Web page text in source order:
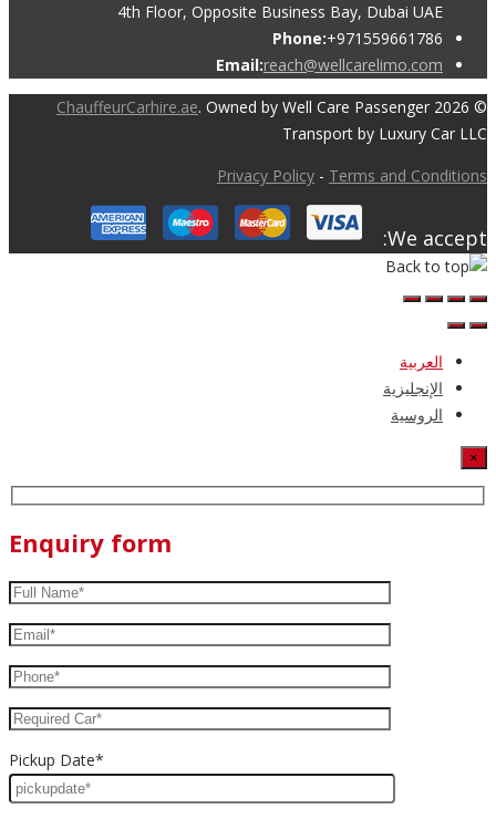
4th Floor, Opposite Business Bay, Dubai UAE
Phone:+971559661786
Email:reach@wellcarelimo.com
© 2026
ChauffeurCarhire.ae. Owned by Well Care Passenger
Transport by Luxury Car LLC
Privacy Policy - Terms and Conditions
We accept:
العربية
الإنجليزية
الروسية
×
Enquiry form
Pickup Date*